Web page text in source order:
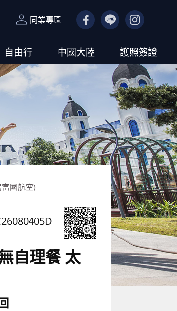
IG
LN
FB
同業專區
自由行 中國大陸 護照簽證
國航空)
自理餐 太